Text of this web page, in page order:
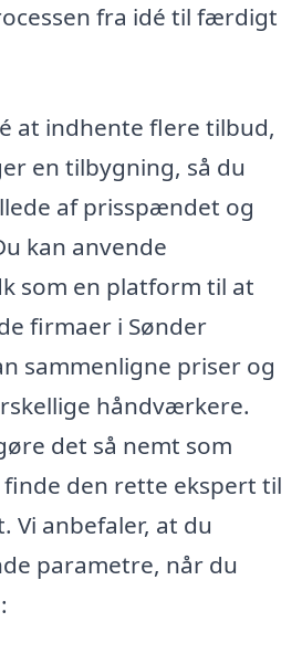
fra idé til færdigt
at indhente flere tilbud,
en tilbygning, så du
af prisspændet og
kan anvende
som en platform til at
firmaer i Sønder
sammenligne priser og
håndværkere.
det så nemt som
den rette ekspert til
Vi anbefaler, at du
parametre, når du